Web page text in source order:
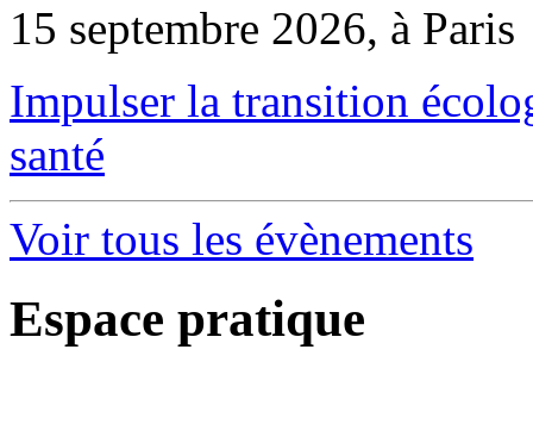
15 septembre 2026, à Paris
Impulser la transition
santé
Voir tous les évènements
Espace pratique